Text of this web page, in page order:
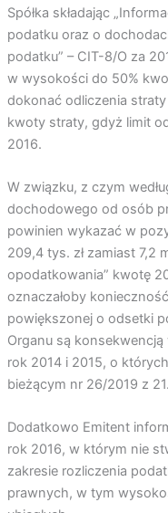
Spółka składając
podatku oraz o
podatku” – CIT-8/O za
w wysokości do 50%
dokonać odliczenia
kwoty straty, gdyż limit
2016.
W związku, z czym
dochodowego od osób
powinien wykazać w
209,4 tys. zł zamiast 7,2
opodatkowania” kwotę
oznaczałoby
powiększonej o odsetki
Organu są
rok 2014 i 2015, o
bieżącym nr 26/2019 z
Dodatkowo Emitent
rok 2016, w którym nie
zakresie rozliczenia
prawnych, w tym